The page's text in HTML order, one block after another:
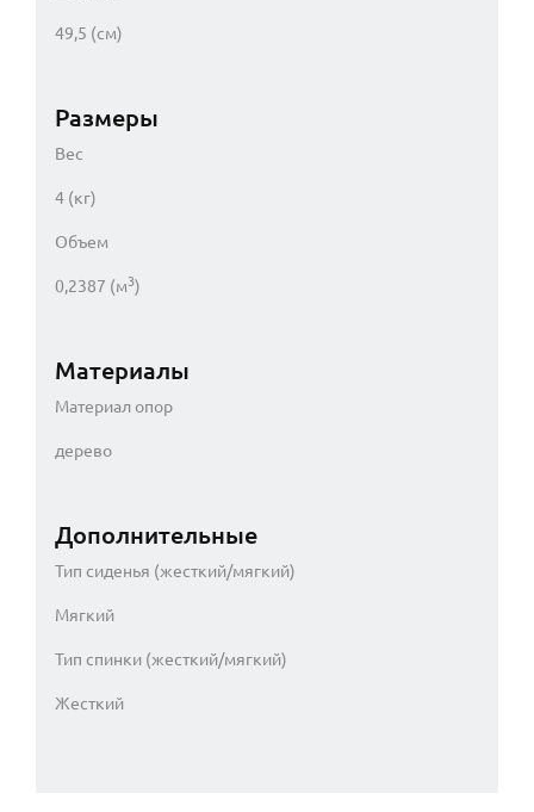
49,5 (см)
Размеры
Вес
4 (кг)
Объем
0,2387 (м3)
Материалы
Материал опор
дерево
Дополнительные
Тип сиденья (жесткий/мягкий)
Мягкий
Тип спинки (жесткий/мягкий)
Жесткий